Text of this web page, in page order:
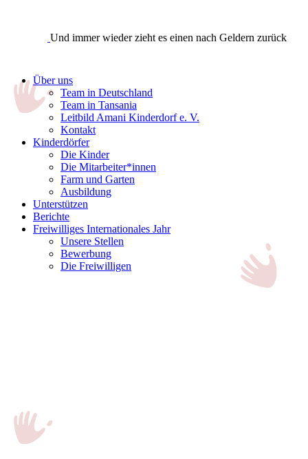
Und immer wieder zieht es einen nach Geldern zurück
Über uns
Team in Deutschland
Team in Tansania
Leitbild Amani Kinderdorf e. V.
Kontakt
Kinderdörfer
Die Kinder
Die Mitarbeiter*innen
Farm und Garten
Ausbildung
Unterstützen
Berichte
Freiwilliges Internationales Jahr
Unsere Stellen
Bewerbung
Die Freiwilligen